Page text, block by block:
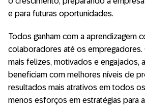
e para futuras oportunidades.
Todos ganham com a aprendizagem
colaboradores até os empregadores.
mais felizes, motivados e engajados,
beneficiam com melhores níveis de
resultados mais atrativos em todos
menos esforços em estratégias para